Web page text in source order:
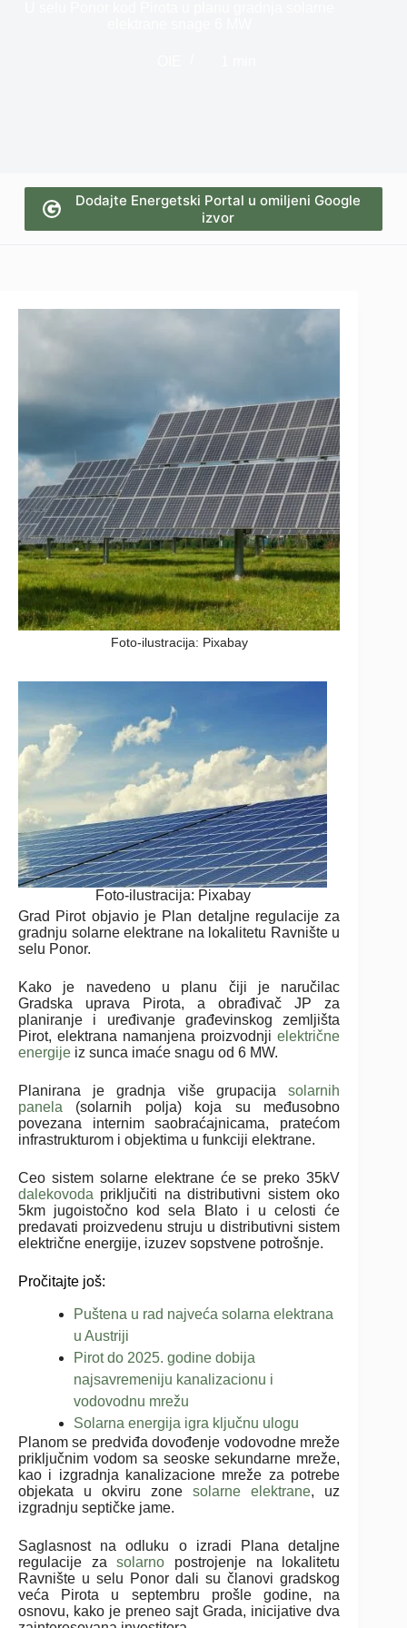
Dodajte Energetski Portal u omiljeni Google
izvor
Foto-ilustracija: Pixabay
Foto-ilustracija: Pixabay
Grad Pirot objavio je Plan detaljne regulacije za
gradnju solarne elektrane na lokalitetu Ravnište u
selu Ponor.
Kako je navedeno u planu čiji je naručilac
Gradska uprava Pirota, a obrađivač JP za
planiranje i uređivanje građevinskog zemljišta
Pirot, elektrana namanjena proizvodnjielektrične
energije iz sunca imaće snagu od 6 MW.
Planirana je gradnja više grupacijasolarnih
panela (solarnih polja) koja su međusobno
povezana internim saobraćajnicama, pratećom
infrastrukturom i objektima u funkciji elektrane.
Ceo sistem solarne elektrane će se preko 35kV
dalekovoda priključiti na distributivni sistem oko
5km jugoistočno kod sela Blato i u celosti će
predavati proizvedenu struju u distributivni sistem
električne energije, izuzev sopstvene potrošnje.
Pročitajte još:
Puštena u rad najveća solarna elektrana
u Austriji
Pirot do 2025. godine dobija
najsavremeniju kanalizacionu i
vodovodnu mrežu
Solarna energija igra ključnu ulogu
Planom se predviđa dovođenje vodovodne mreže
priključnim vodom sa seoske sekundarne mreže,
kao i izgradnja kanalizacione mreže za potrebe
objekata u okviru zonesolarne elektrane, uz
izgradnju septičke jame.
Saglasnost na odluku o izradi Plana detaljne
regulacije zasolarno postrojenje na lokalitetu
Ravnište u selu Ponor dali su članovi gradskog
veća Pirota u septembru prošle godine, na
osnovu, kako je preneo sajt Grada, inicijative dva